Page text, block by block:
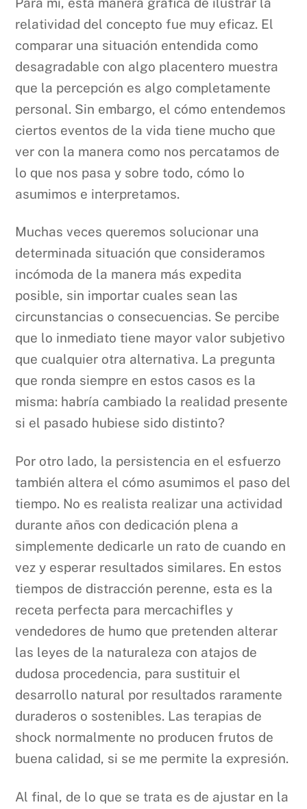
relatividad del concepto fue muy eficaz. El
comparar una situación entendida como
desagradable con algo placentero muestra
que la percepción es algo completamente
personal. Sin embargo, el cómo entendemos
ciertos eventos de la vida tiene mucho que
ver con la manera como nos percatamos de
lo que nos pasa y sobre todo, cómo lo
asumimos e interpretamos.
Muchas veces queremos solucionar una
determinada situación que consideramos
incómoda de la manera más expedita
posible, sin importar cuales sean las
circunstancias o consecuencias. Se percibe
que lo inmediato tiene mayor valor subjetivo
que cualquier otra alternativa. La pregunta
que ronda siempre en estos casos es la
misma: habría cambiado la realidad presente
si el pasado hubiese sido distinto?
Por otro lado, la persistencia en el esfuerzo
también altera el cómo asumimos el paso del
tiempo. No es realista realizar una actividad
durante años con dedicación plena a
simplemente dedicarle un rato de cuando en
vez y esperar resultados similares. En estos
tiempos de distracción perenne, esta es la
receta perfecta para mercachifles y
vendedores de humo que pretenden alterar
las leyes de la naturaleza con atajos de
dudosa procedencia, para sustituir el
desarrollo natural por resultados raramente
duraderos o sostenibles. Las terapias de
shock normalmente no producen frutos de
buena calidad, si se me permite la expresión.
Al final, de lo que se trata es de ajustar en la